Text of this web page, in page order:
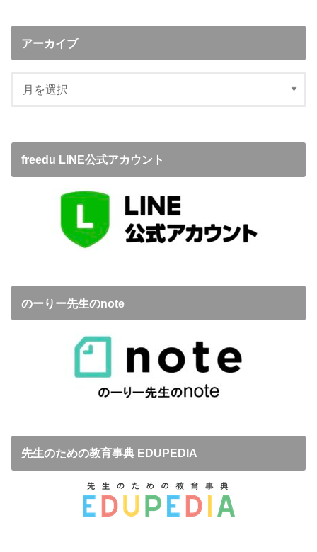
アーカイブ
freedu LINE公式アカウント
のーりー先生のnote
先生のための教育事典 EDUPEDIA